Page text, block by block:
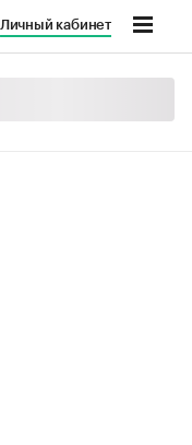
Личный кабинет